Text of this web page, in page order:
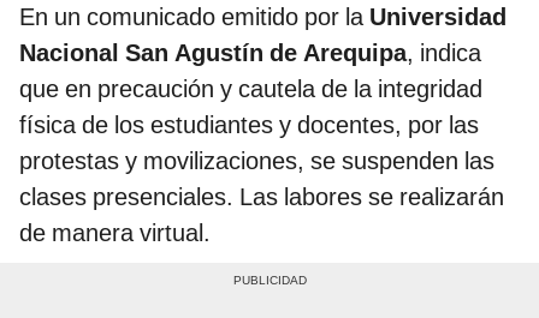
En un comunicado emitido por la Universidad
Nacional San Agustín de Arequipa, indica
que en precaución y cautela de la integridad
física de los estudiantes y docentes, por las
protestas y movilizaciones, se suspenden las
clases presenciales. Las labores se realizarán
de manera virtual.